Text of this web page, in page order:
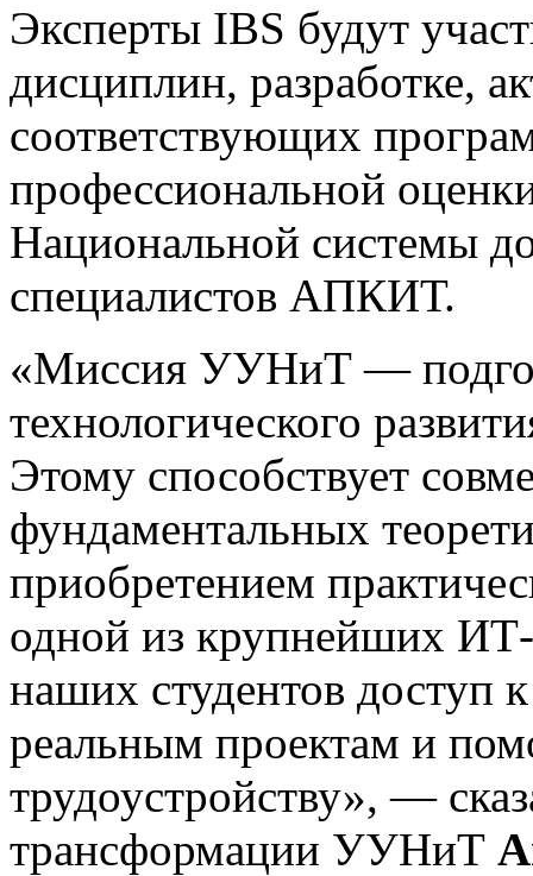
Эксперты IBS будут
дисциплин, разработке,
соответствующих
профессиональной
Национальной системы
специалистов АПКИТ.
«Миссия УУНиТ —
технологического
Этому способствует
фундаментальных
приобретением
одной из крупнейших
наших студентов доступ
реальным проектам и
трудоустройству», —
трансформации УУНиТ